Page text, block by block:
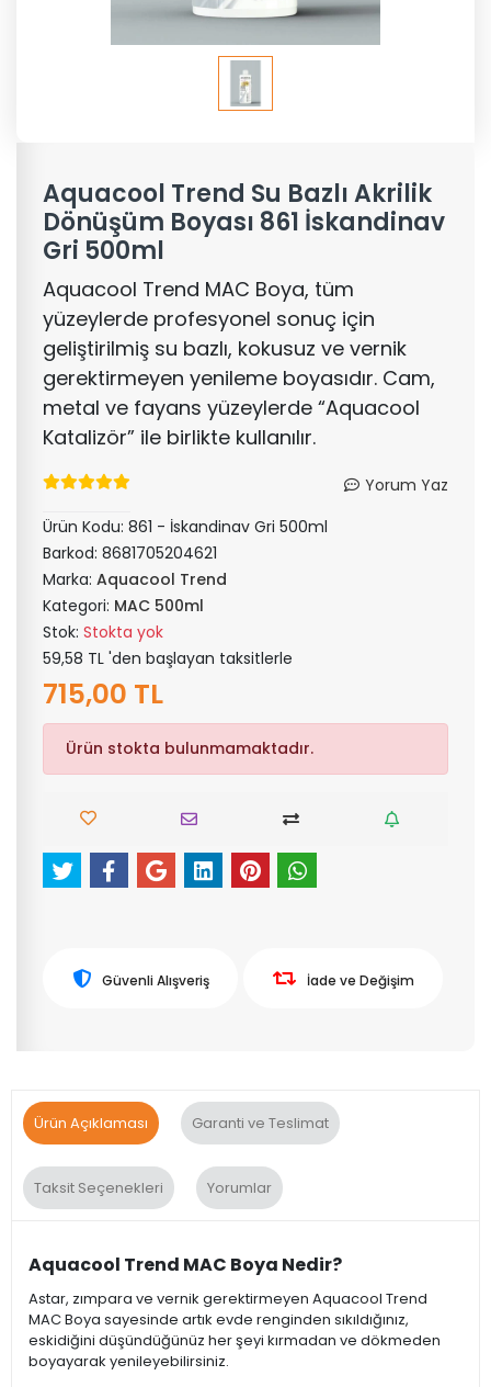
Aquacool Trend Su Bazlı Akrilik
Dönüşüm Boyası 861 İskandinav
Gri 500ml
Aquacool Trend MAC Boya, tüm
yüzeylerde profesyonel sonuç için
geliştirilmiş su bazlı, kokusuz ve vernik
gerektirmeyen yenileme boyasıdır. Cam,
metal ve fayans yüzeylerde “Aquacool
Katalizör” ile birlikte kullanılır.
Yorum Yaz
Ürün Kodu: 861 - İskandinav Gri 500ml
Barkod: 8681705204621
Marka: Aquacool Trend
Kategori: MAC 500ml
Stok: Stokta yok
59,58 TL 'den başlayan taksitlerle
715,00 TL
Ürün stokta bulunmamaktadır.
Güvenli Alışveriş İade ve Değişim
Ürün Açıklaması Garanti ve Teslimat
Taksit Seçenekleri Yorumlar
Aquacool Trend MAC Boya Nedir?
Astar, zımpara ve vernik gerektirmeyen Aquacool Trend
MAC Boya sayesinde artık evde renginden sıkıldığınız,
eskidiğini düşündüğünüz her şeyi kırmadan ve dökmeden
boyayarak yenileyebilirsiniz.